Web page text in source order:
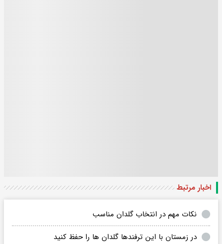
اخبار مرتبط
نکات مهم در انتخاب گلدان مناسب
در زمستان با این ترفندها گلدان ها را حفظ کنید